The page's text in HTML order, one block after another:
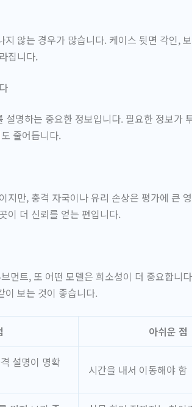
않는 경우가 많습니다. 케이스 뒷면 각인,
집니다.
명하는 중요한 정보입니다. 필요한 정보가
줄어듭니다.
지만, 충격 자국이나 유리 손상은 평가에 큰
이 더 신뢰를 얻는 편입니다.
먼트, 또 어떤 모델은 희소성이 더 중요합니
이 보는 것이 좋습니다.
아쉬운 점
설명이 명확
시간을 내서 이동해야 함